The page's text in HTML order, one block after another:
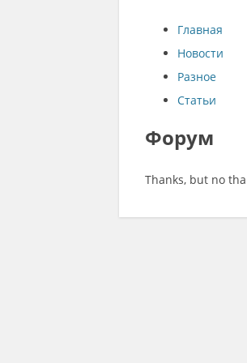
Главная
Новости
Разное
Статьи
Форум
Thanks, but no